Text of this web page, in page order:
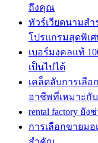
ถึงคุณ
ทัวร์เวียดนามส
โปรแกรมสุดพิเ
เบอร์มงคลแท้
เป็นไปได้
เคล็ดลับการเลื
อาชีพที่เหมาะกั
rental factory ยั
การเลือกขายมอ